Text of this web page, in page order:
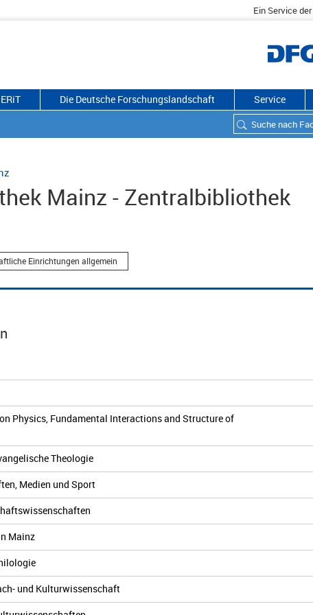
Ein Service der
Die Deutsche Forschungslandschaft Service
Mainz - Zentralbibliothek
Einrichtungen allgemein
Physics, Fundamental Interactions and Structure of
Theologie
Medien und Sport
Mainz
und Kulturwissenschaft